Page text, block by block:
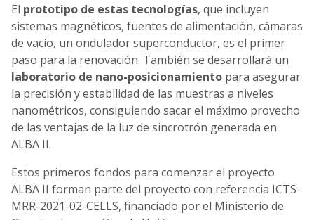
El prototipo de estas tecnologías, que incluyen
sistemas magnéticos, fuentes de alimentación, cámaras
de vacío, un ondulador superconductor, es el primer
paso para la renovación. También se desarrollará un
laboratorio de nano-posicionamiento para asegurar
la precisión y estabilidad de las muestras a niveles
nanométricos, consiguiendo sacar el máximo provecho
de las ventajas de la luz de sincrotrón generada en
ALBA II.
Estos primeros fondos para comenzar el proyecto
ALBA II forman parte del proyecto con referencia ICTS-
MRR-2021-02-CELLS, financiado por el Ministerio de